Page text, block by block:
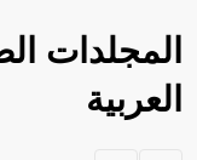
المجلدات
العربية